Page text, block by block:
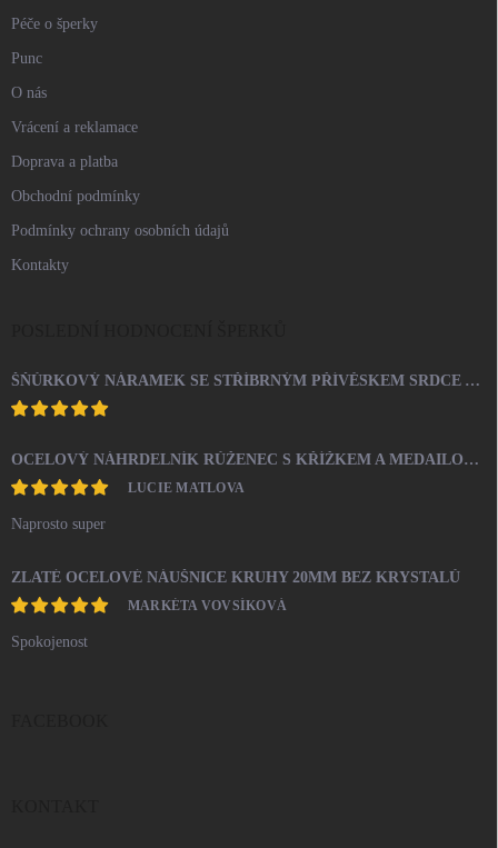
Péče o šperky
Punc
O nás
Vrácení a reklamace
Doprava a platba
Obchodní podmínky
Podmínky ochrany osobních údajů
Kontakty
ŠŇŮRKOVÝ NÁRAMEK SE STŘÍBRNÝM PŘÍVĚSKEM SRDCE A KRYSTALY SWAROVSKI CRYSTAL (STŘÍBRO 925/1000)
OCELOVÝ NÁHRDELNÍK RŮŽENEC S KŘÍŽKEM A MEDAILONEM
LUCIE MATLOVA
Naprosto super
ZLATÉ OCELOVÉ NÁUŠNICE KRUHY 20MM BEZ KRYSTALŮ
MARKÉTA VOVSÍKOVÁ
Spokojenost